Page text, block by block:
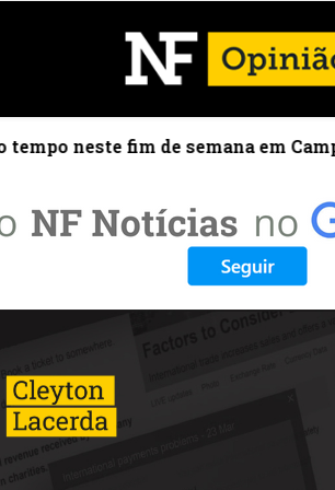
neste fim de semana em Campos